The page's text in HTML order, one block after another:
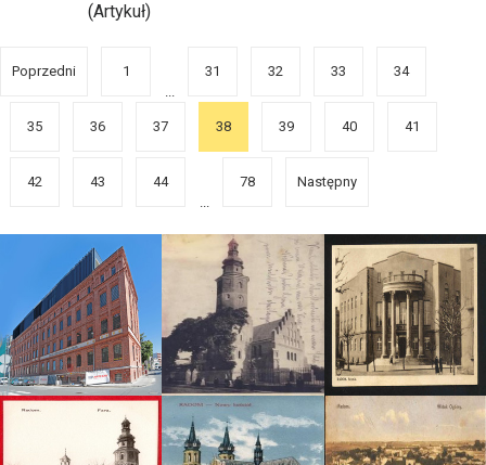
(Artykuł)
Poprzedni
1
...
31 32 33 34
35 36 37 38 39 40 41
42 43
44
...
78 Następny